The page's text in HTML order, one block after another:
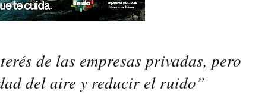
de las empresas privadas, pero
del aire y reducir el ruido”